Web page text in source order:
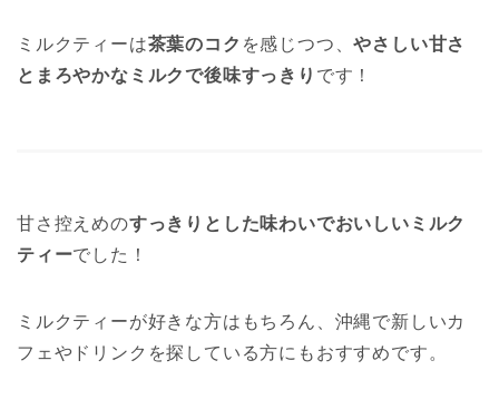
ミルクティーは茶葉のコク を感じつつ、やさしい甘さ
とまろやかなミルクで後味すっきり です！
甘さ控えめのすっきりとした味わいでおいしいミルク
ティーでした！
ミルクティーが好きな方はもちろん、沖縄で新しいカ
フェやドリンクを探している方にもおすすめです。